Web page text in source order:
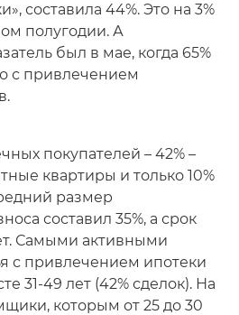
составила 44%. Это на 3%
полугодии. А
был в мае, когда 65%
с привлечением
покупателей – 42% –
квартиры и только 10%
размер
составил 35%, а срок
Самыми активными
с привлечением ипотеки
31-49 лет (42% сделок). На
которым от 25 до 30